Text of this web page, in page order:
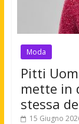
Moda
Pitti
mette in
stessa
15 Giugno